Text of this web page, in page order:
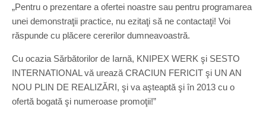
„Pentru o prezentare a ofertei noastre sau pentru programarea
unei demonstraţii practice, nu ezitaţi să ne contactaţi! Voi
răspunde cu plăcere cererilor dumneavoastră.
Cu ocazia Sărbătorilor de Iarnă, KNIPEX WERK şi SESTO
INTERNATIONAL vă urează CRACIUN FERICIT şi UN AN
NOU PLIN DE REALIZĂRI, şi va aşteaptă şi în 2013 cu o
ofertă bogată şi numeroase promoţii!”